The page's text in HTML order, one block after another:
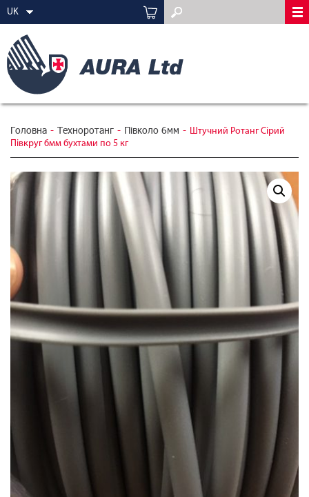
UK
Головна - Техноротанг - Півколо 6мм - Штучний Ротанг Сірий
Півкруг 6мм бухтами по 5 кг